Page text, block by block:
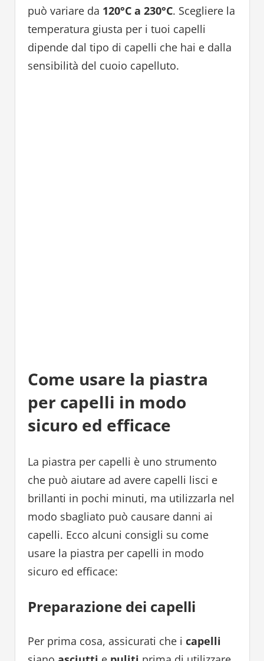
può variare da 120°C a 230°C. Scegliere la
temperatura giusta per i tuoi capelli
dipende dal tipo di capelli che hai e dalla
sensibilità del cuoio capelluto.
Come usare la piastra
per capelli in modo
sicuro ed efficace
La piastra per capelli è uno strumento
che può aiutare ad avere capelli lisci e
brillanti in pochi minuti, ma utilizzarla nel
modo sbagliato può causare danni ai
capelli. Ecco alcuni consigli su come
usare la piastra per capelli in modo
sicuro ed efficace:
Preparazione dei capelli
Per prima cosa, assicurati che i capelli